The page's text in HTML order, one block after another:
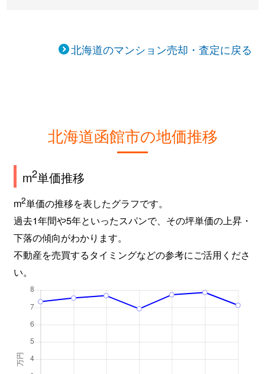
北海道のマンション売却・査定に戻る
北海道函館市の地価推移
m2単価推移
m2単価の推移を表したグラフです。
過去1年間や5年といったスパンで、その坪単価の上昇・
下落の傾向がわかります。
不動産を売買するタイミングなどの参考にご活用くださ
い。